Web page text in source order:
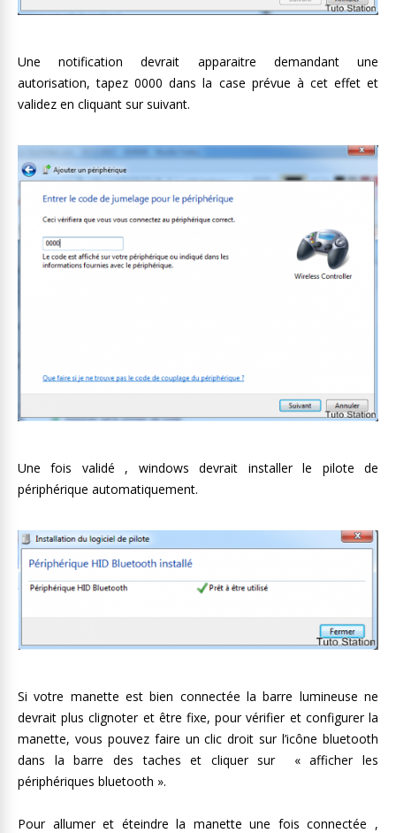
Une notification devrait apparaitre demandant une
autorisation, tapez 0000 dans la case prévue à cet effet et
validez en cliquant sur suivant.
Une fois validé , windows devrait installer le pilote de
périphérique automatiquement.
Si votre manette est bien connectée la barre lumineuse ne
devrait plus clignoter et être fixe, pour vérifier et configurer la
manette, vous pouvez faire un clic droit sur l’icône bluetooth
dans la barre des taches et cliquer sur « afficher les
périphériques bluetooth ».
Pour allumer et éteindre la manette une fois connectée ,